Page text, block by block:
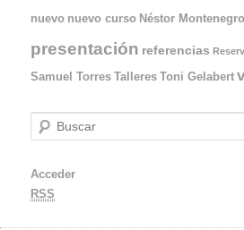
nuevo nuevo curso Néstor Montenegro
presentación referencias
Samuel Torres Talleres Toni Gelabert
u
c
a
Acceder
RSS